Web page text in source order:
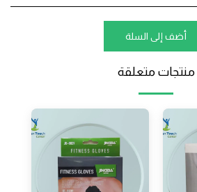
أضف إلى السلة
منتجات متعلقة